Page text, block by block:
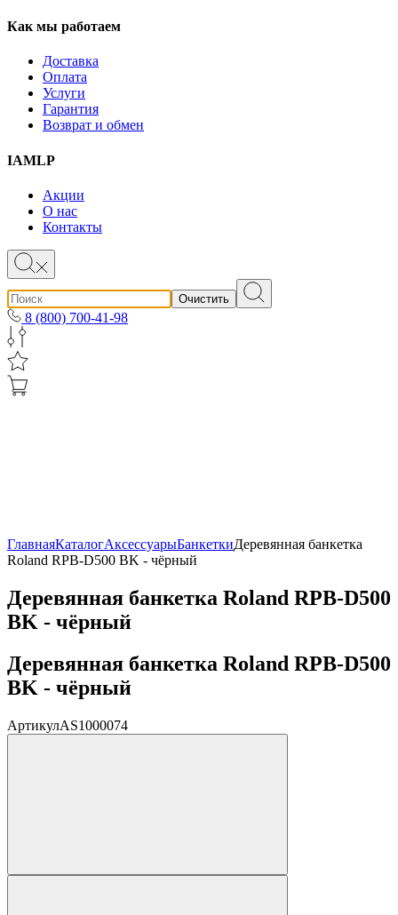
Как мы работаем
Доставка
Оплата
Услуги
Гарантия
Возврат и обмен
IAMLP
Акции
О нас
Контакты
Очистить
8 (800) 700-41-98
ГлавнаяКаталогАксессуарыБанкеткиДеревянная банкетка
Roland RPB-D500 BK - чёрный
Деревянная банкетка Roland RPB-D500
BK - чёрный
Деревянная банкетка Roland RPB-D500
BK - чёрный
АртикулAS1000074